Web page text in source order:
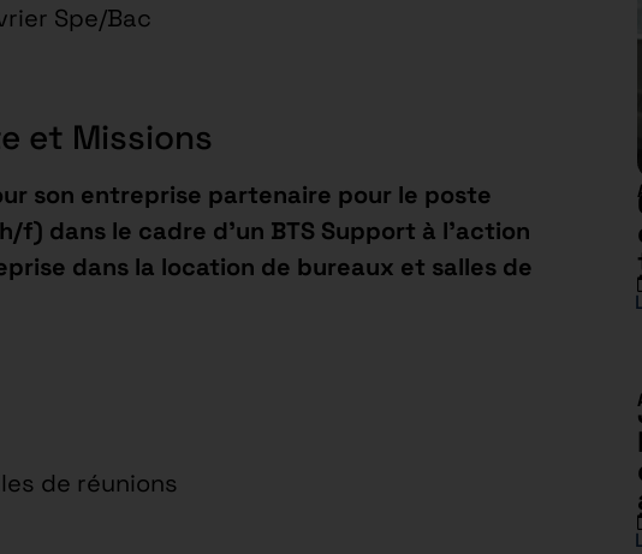
Spe/Bac
et Missions
son entreprise partenaire pour le poste
f) dans le cadre d’un BTS Support à l’action
dans la location de bureaux et salles de
de réunions